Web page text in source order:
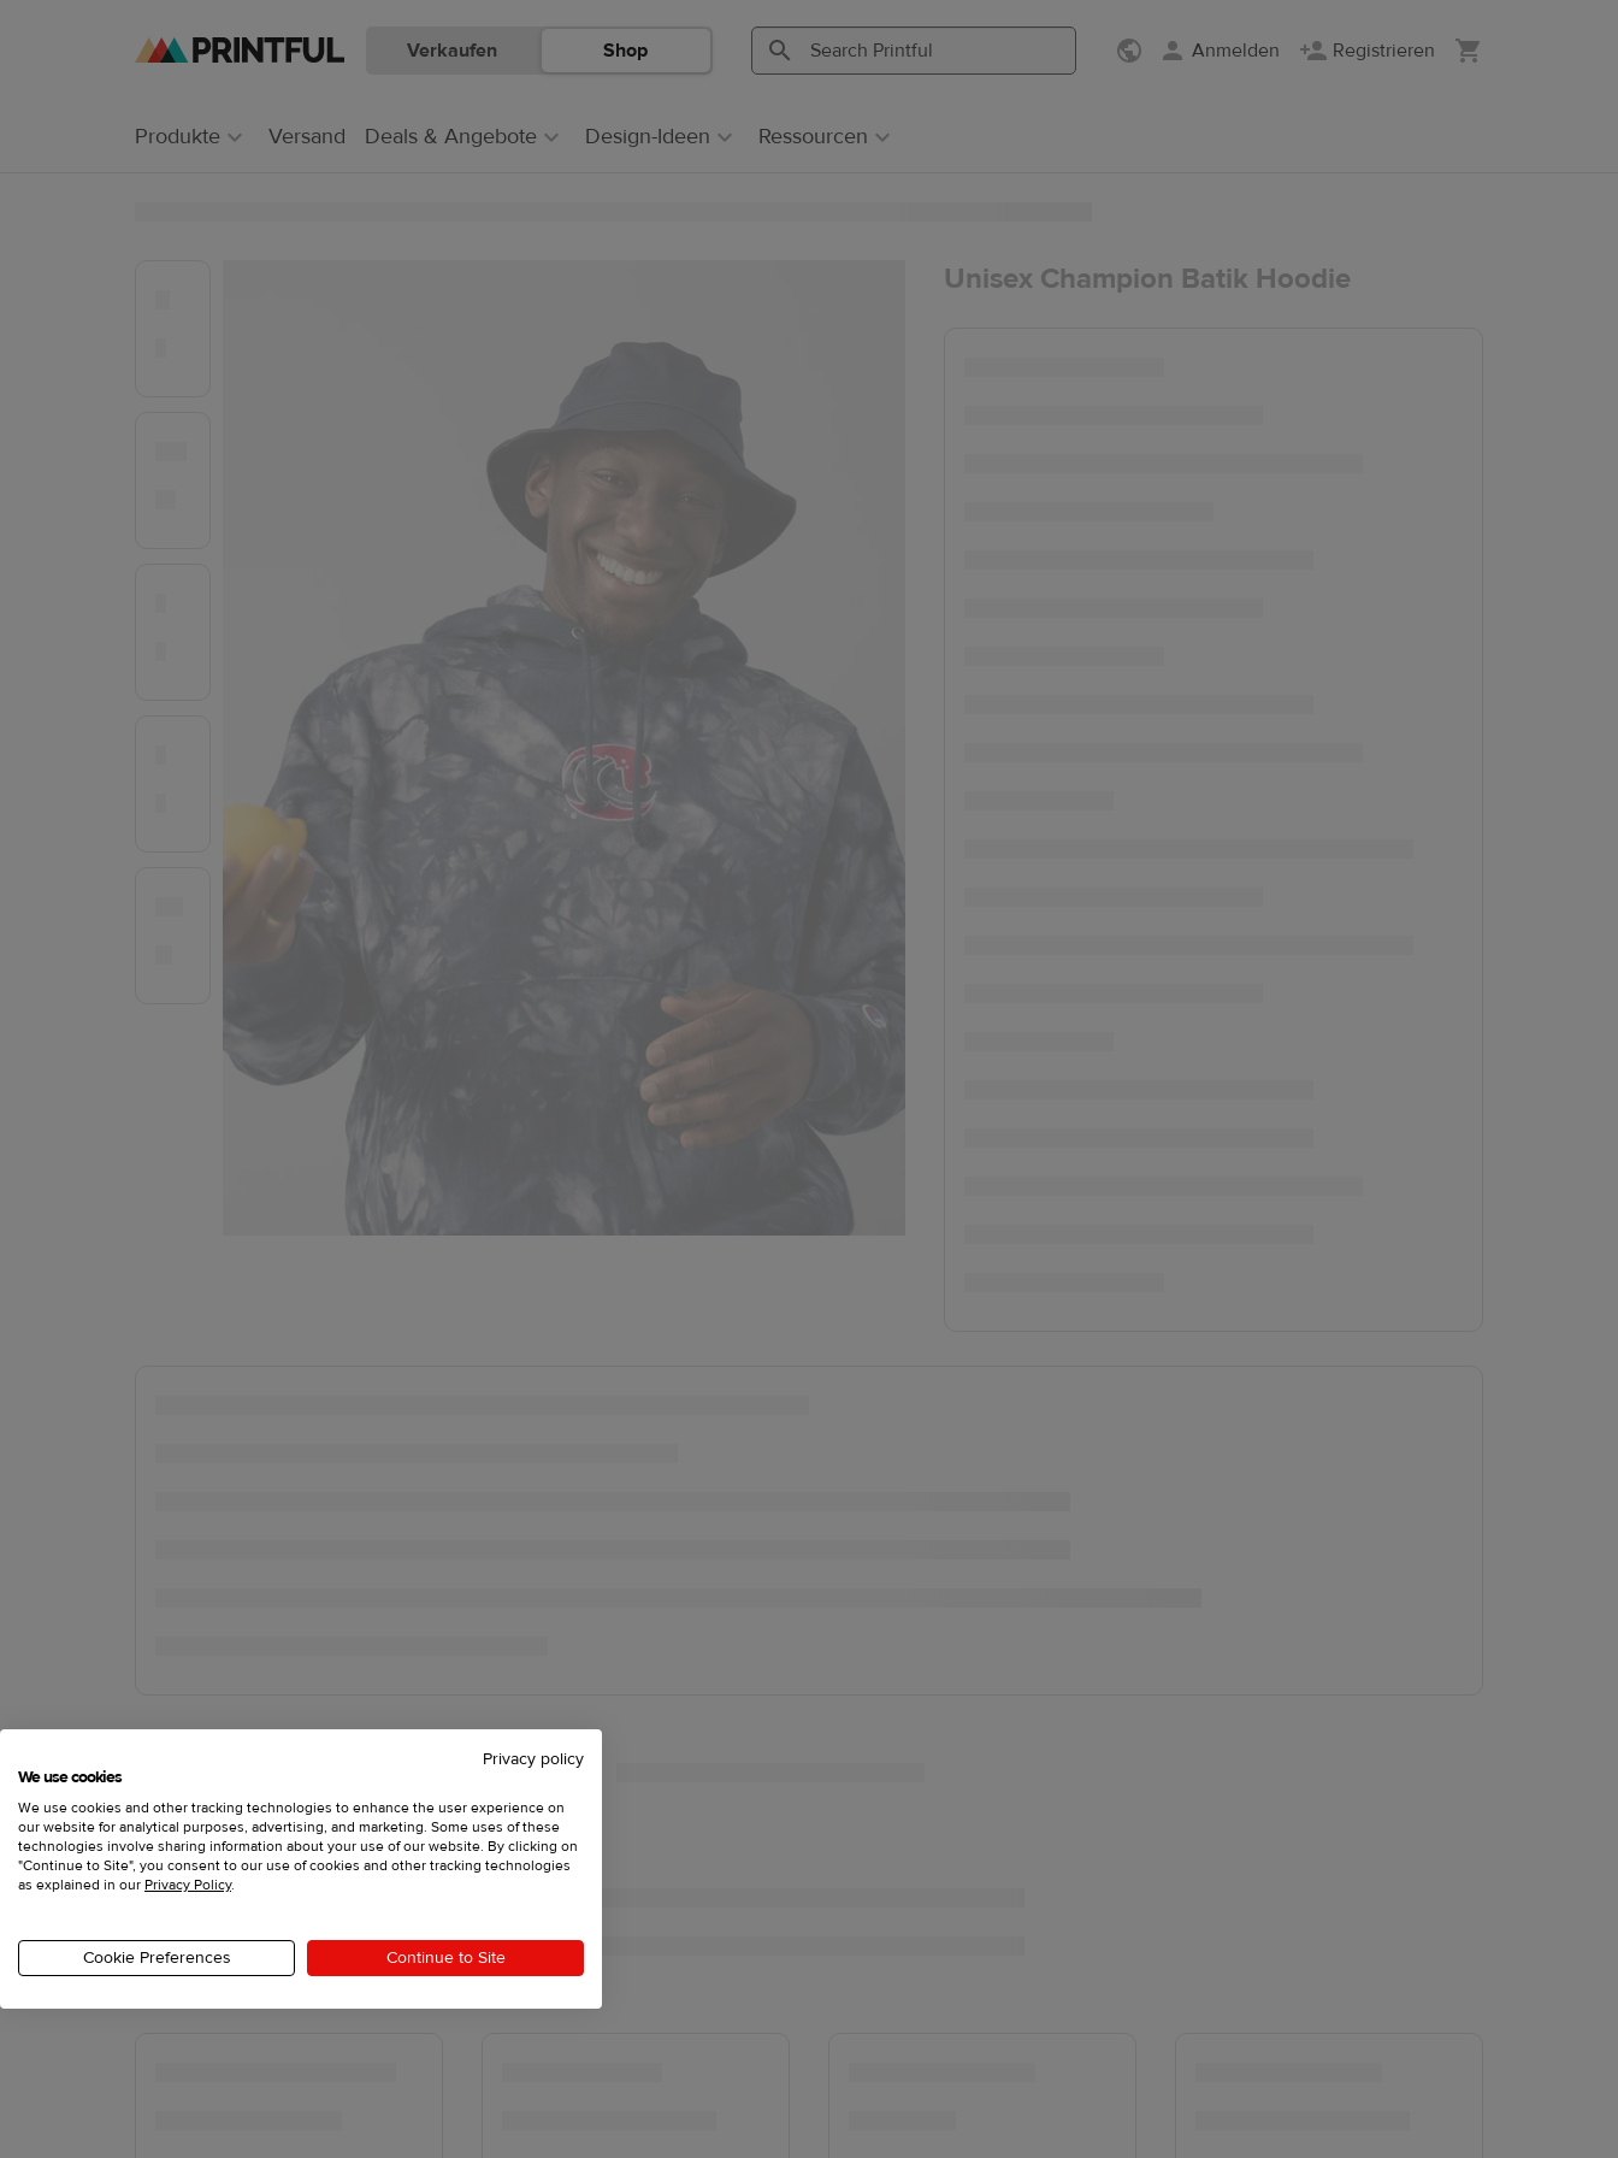
Zum
Zum
Verkaufen Shop Anmelden Registrieren
Produkte Versand Deals & Angebote Design-Ideen Ressourcen
Unisex Champion Batik Hoodie
Privacy policy
We use cookies
We use cookies and other tracking technologies to enhance the user experience on
our website for analytical purposes, advertising, and marketing. Some uses of these
technologies involve sharing information about your use of our website. By clicking on
"Continue to Site", you consent to our use of cookies and other tracking technologies
as explained in our Privacy Policy.
Cookie Preferences Continue to Site